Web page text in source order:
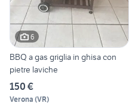
6
BBQ a gas griglia in ghisa con
pietre laviche
150 €
Verona (VR)